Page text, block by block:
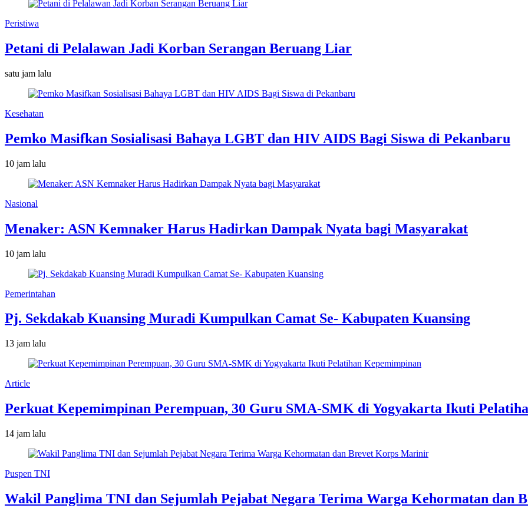
Peristiwa
Petani di Pelalawan Jadi Korban Serangan Beruang Liar
satu jam lalu
Kesehatan
Pemko Masifkan Sosialisasi Bahaya LGBT dan HIV AIDS Bagi Siswa di Pekanbaru
10 jam lalu
Nasional
Menaker: ASN Kemnaker Harus Hadirkan Dampak Nyata bagi Masyarakat
10 jam lalu
Pemerintahan
Pj. Sekdakab Kuansing Muradi Kumpulkan Camat Se- Kabupaten Kuansing
13 jam lalu
Article
Perkuat Kepemimpinan Perempuan, 30 Guru SMA-SMK di Yogyakarta Ikuti
14 jam lalu
Puspen TNI
Wakil Panglima TNI dan Sejumlah Pejabat Negara Terima Warga Kehormatan dan